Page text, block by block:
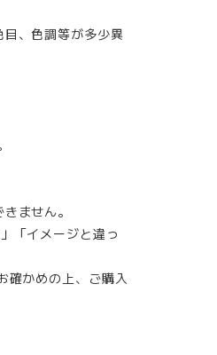
、色調等が多少異
ません。
「イメージと違っ
確かめの上、ご購入